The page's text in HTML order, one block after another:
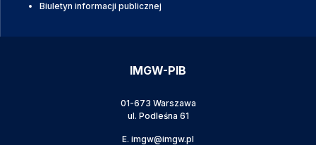
Biuletyn informacji publicznej
IMGW-PIB
01-673 Warszawa
ul. Podleśna 61
E. imgw@imgw.pl